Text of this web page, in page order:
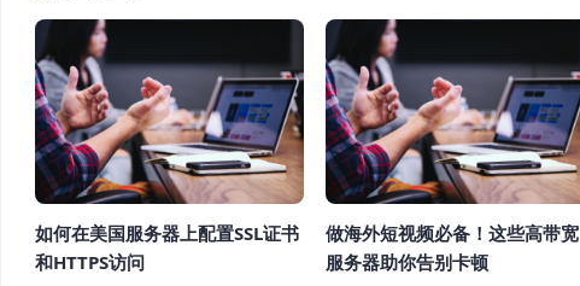
如何在美国服务器上配置SSL证书
和HTTPS访问
做海外短视频必备！这些高带宽
服务器助你告别卡顿